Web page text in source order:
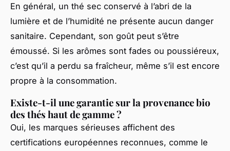
En général, un thé sec conservé à l’abri de la
lumière et de l’humidité ne présente aucun danger
sanitaire. Cependant, son goût peut s’être
émoussé. Si les arômes sont fades ou poussiéreux,
c’est qu’il a perdu sa fraîcheur, même s’il est encore
propre à la consommation.
Existe-t-il une garantie sur la provenance bio
des thés haut de gamme ?
Oui, les marques sérieuses affichent des
certifications européennes reconnues, comme le